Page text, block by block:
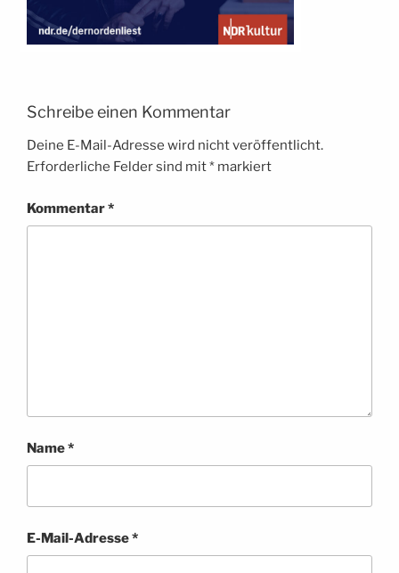
Schreibe einen Kommentar
Deine E-Mail-Adresse wird nicht veröffentlicht.
Erforderliche Felder sind mit* markiert
Kommentar*
Name*
E-Mail-Adresse*